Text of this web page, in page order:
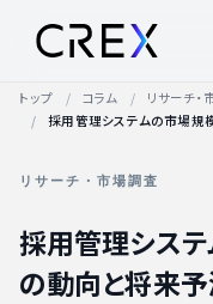
トップ コラム
リサーチ・
採用管理システムの市場規
リサーチ・市場調査
採用管理シス
の動向と将来